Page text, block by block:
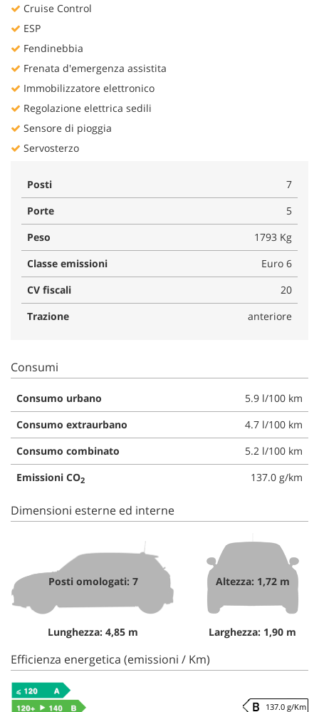
Cruise Control
ESP
Fendinebbia
Frenata d'emergenza assistita
Immobilizzatore elettronico
Regolazione elettrica sedili
Sensore di pioggia
Servosterzo
Posti
7
Porte
5
Peso
1793 Kg
Classe emissioni
Euro 6
CV fiscali
20
Trazione
anteriore
Consumi
Consumo urbano
5.9 l/100 km
Consumo extraurbano
4.7 l/100 km
Consumo combinato
5.2 l/100 km
Emissioni CO2 137.0 g/km
Dimensioni esterne ed interne
Posti omologati: 7
Lunghezza: 4,85 m
Altezza: 1,72 m
Larghezza: 1,90 m
Efficienza energetica (emissioni / Km)
137.0 g/Km